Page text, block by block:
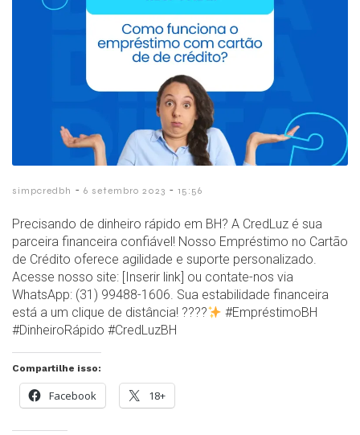
simpcredbh - 6 setembro 2023 - 15:56
Precisando de dinheiro rápido em BH? A CredLuz é sua
parceira financeira confiável! Nosso Empréstimo no Cartão
de Crédito oferece agilidade e suporte personalizado.
Acesse nosso site: [Inserir link] ou contate-nos via
WhatsApp: (31) 99488-1606. Sua estabilidade financeira
está a um clique de distância! ????
#EmpréstimoBH
#DinheiroRápido #CredLuzBH
Compartilhe isso:
Facebook 18+